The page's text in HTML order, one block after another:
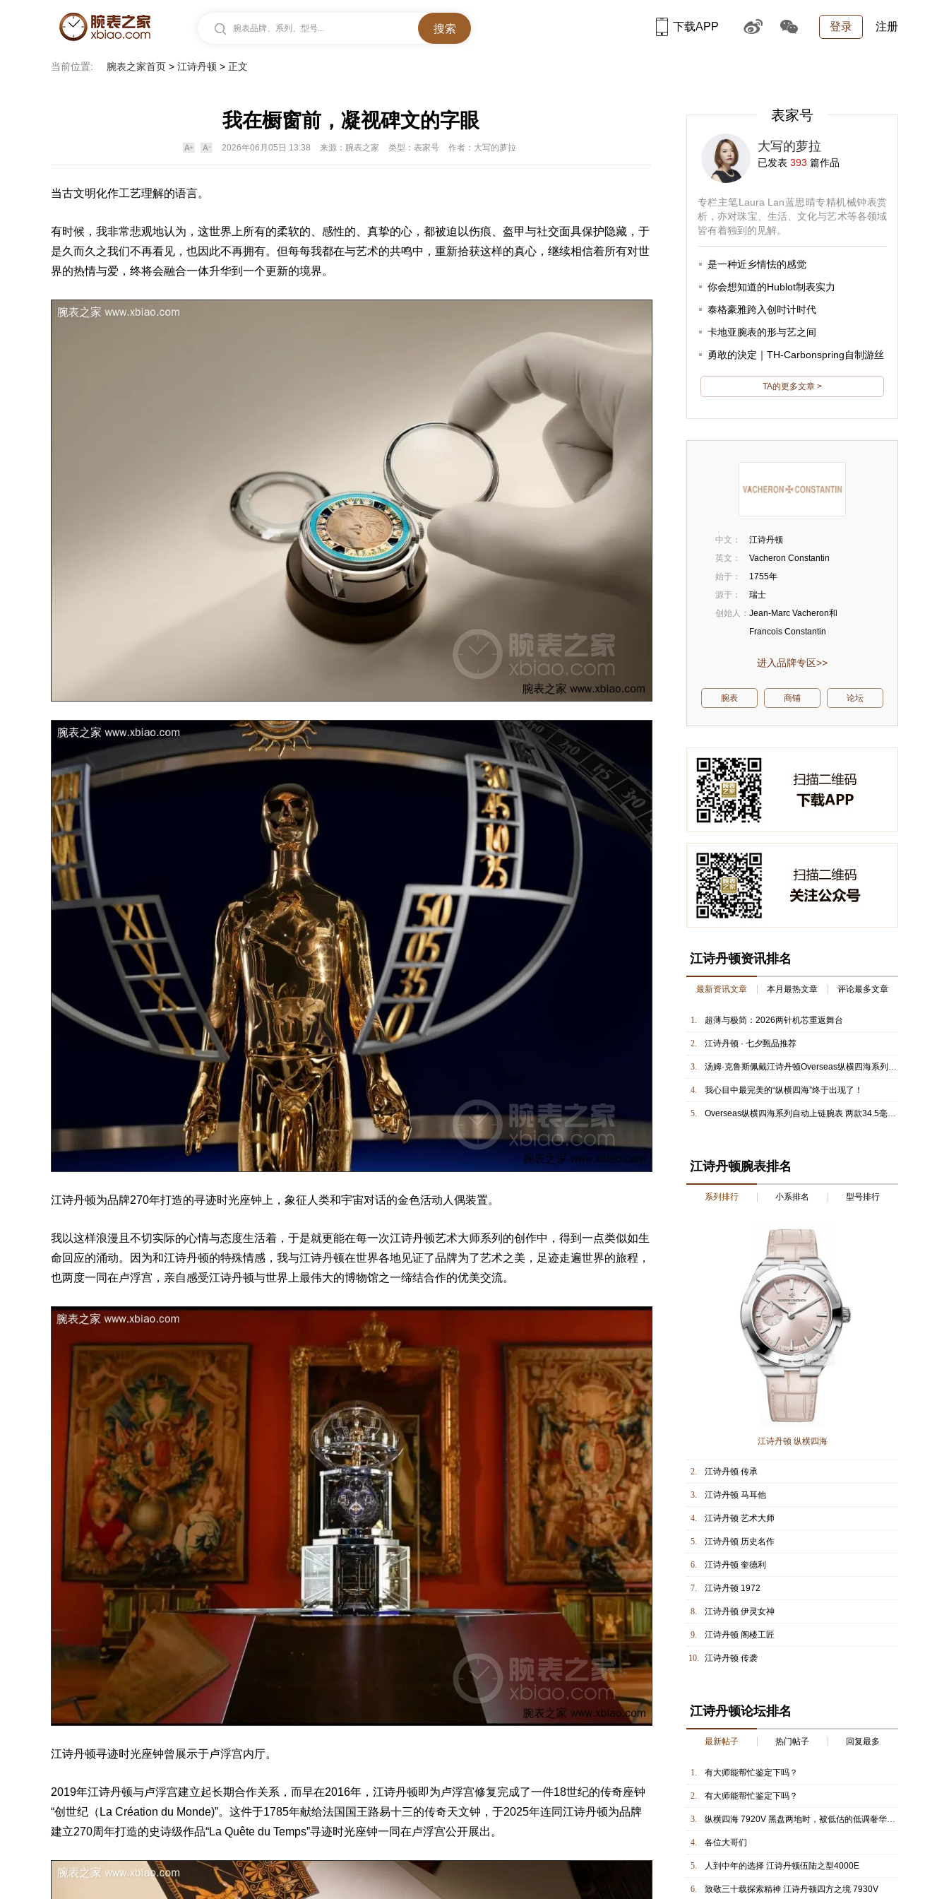
腕表品牌、系列、型号... 登录 注册
下载APP
当前位置: 腕表之家首页 > 江诗丹顿 > 正文
我在橱窗前，凝视碑文的字眼
2026年06月05日 13:38 来源：腕表之家 类型：表家号 作者：大写的萝拉
当古文明化作工艺理解的语言。
有时候，我非常悲观地认为，这世界上所有的柔软的、感性的、真挚的心，都被迫以伤痕、盔甲与社交面具保护隐藏，于
是久而久之我们不再看见，也因此不再拥有。但每每我都在与艺术的共鸣中，重新拾获这样的真心，继续相信着所有对世
界的热情与爱，终将会融合一体升华到一个更新的境界。
江诗丹顿为品牌270年打造的寻迹时光座钟上，象征人类和宇宙对话的金色活动人偶装置。
我以这样浪漫且不切实际的心情与态度生活着，于是就更能在每一次江诗丹顿艺术大师系列 的创作中，得到一点类似如生
命回应的涌动。因为和江诗丹顿的特殊情感，我与江诗丹顿在世界各地见证了品牌为了艺术之美，足迹走遍世界的旅程，
也两度一同在卢浮宫，亲自感受江诗丹顿与世界上最伟大的博物馆之一缔结合作的优美交流。
江诗丹顿寻迹时光座钟曾展示于卢浮宫内厅。
2019年江诗丹顿与卢浮宫建立起长期合作关系，而早在2016年，江诗丹顿即为卢浮宫修复完成了一件18世纪的传奇座钟
“创世纪（La Création du Monde)”。这件于1785年献给法国国王路易十三的传奇天文钟，于2025年连同江诗丹顿为品牌
建立270周年打造的史诗级作品“La Quête du Temps”寻迹时光座钟一同在卢浮宫公开展出。
表家号
大写的萝拉
已发表 393 篇作品
专栏主笔Laura Lan蓝思晴专精机械钟表赏
析，亦对珠宝、生活、文化与艺术等各领域
皆有着独到的见解。
是一种近乡情怯的感觉
你会想知道的Hublot制表实力
泰格豪雅跨入创时计时代
卡地亚腕表的形与艺之间
勇敢的決定｜TH-Carbonspring自制游丝
TA的更多文章 >
中文：
江诗丹顿
英文：
Vacheron Constantin
始于：
1755年
源于：
瑞士
创始人： Jean-Marc Vacheron和
Francois Constantin
进入品牌专区>>
腕表 商铺 论坛
江诗丹顿资讯排名
最新资讯文章 本月最热文章 评论最多文章
1. 超薄与极简：2026两针机芯重返舞台
2. 江诗丹顿 · 七夕甄品推荐
3. 汤姆·克鲁斯佩戴江诗丹顿Overseas纵横四海系列两地时间腕表
4. 我心目中最完美的“纵横四海”终于出现了！
5. Overseas纵横四海系列自动上链腕表 两款34.5毫米全新款式设计 大胆醒目的绚彩配色 为运动时尚腕表增添温婉柔美的女性特质
江诗丹顿腕表排名
系列排行 小系排名 型号排行
江诗丹顿 纵横四海
2. 江诗丹顿 传承
3. 江诗丹顿 马耳他
4. 江诗丹顿 艺术大师
5. 江诗丹顿 历史名作
6. 江诗丹顿 奎德利
7. 江诗丹顿 1972
8. 江诗丹顿 伊灵女神
9. 江诗丹顿 阁楼工匠
10. 江诗丹顿 传袭
江诗丹顿论坛排名
最新帖子 热门帖子 回复最多
1. 有大师能帮忙鉴定下吗？
2. 有大师能帮忙鉴定下吗？
3. 纵横四海 7920V 黑盘两地时，被低估的低调奢华运动钢王
4. 各位大哥们
5. 人到中年的选择 江诗丹顿伍陆之型4000E
6. 致敬三十载探索精神 江诗丹顿四方之境 7930V